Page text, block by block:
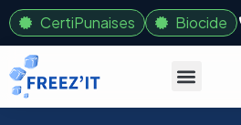
CertiPunaises Biocide